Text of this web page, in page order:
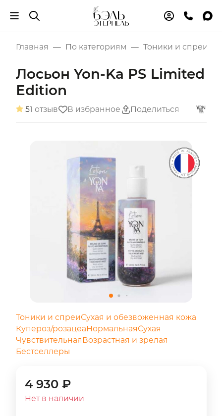
Главная По категориям Тоники и спреи
Лосьон Yon-Ka PS Limited
Edition
51 отзыв В избранное Поделиться
Тоники и спреиСухая и обезвоженная кожа
Купероз/розацеаНормальнаяСухая
ЧувствительнаяВозрастная и зрелая
Бестселлеры
4 930 ₽
Нет в наличии